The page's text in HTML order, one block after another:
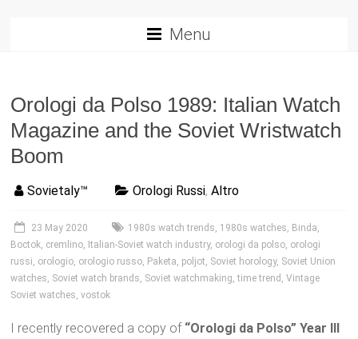
Menu
Orologi da Polso 1989: Italian Watch
Magazine and the Soviet Wristwatch
Boom
Sovietaly™ Orologi Russi,Altro
23 May 2020 1980s watch trends, 1980s watches, Binda,
Boctok, cremlino, Italian-Soviet watch industry, orologi da polso, orologi
russi, orologio, orologio russo, Paketa, poljot, Soviet horology, Soviet Union
watches, Soviet watch brands, Soviet watchmaking,time trend ,Vintage
Soviet watches,vostok
I recently recovered a copy of “Orologi da Polso” Year III